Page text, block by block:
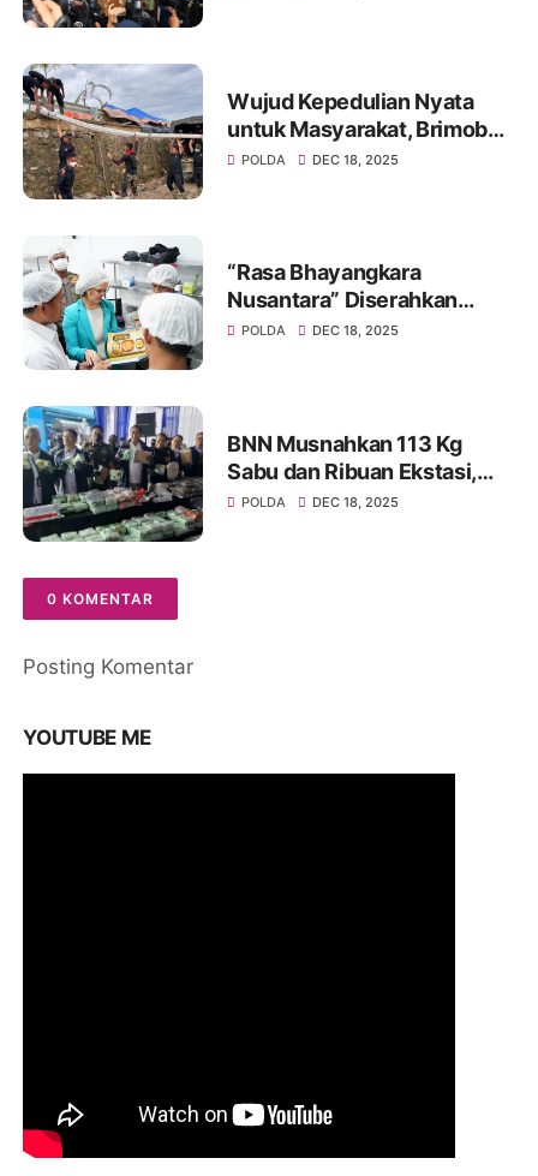
Wujud Kepedulian Nyata
untuk Masyarakat, Brimob
Polri Bangun MCK Umum di
POLDA DEC 18, 2025
“Rasa Bhayangkara
Nusantara” Diserahkan
kepada Delegasi Prancis,
Pengetahuan
POLDA DEC 18, 2025
BNN Musnahkan 113 Kg
Sabu dan Ribuan Ekstasi,
Selamatkan 690 Ribu Jiwa
POLDA DEC 18, 2025
0 KOMENTAR
Posting Komentar
YOUTUBE ME